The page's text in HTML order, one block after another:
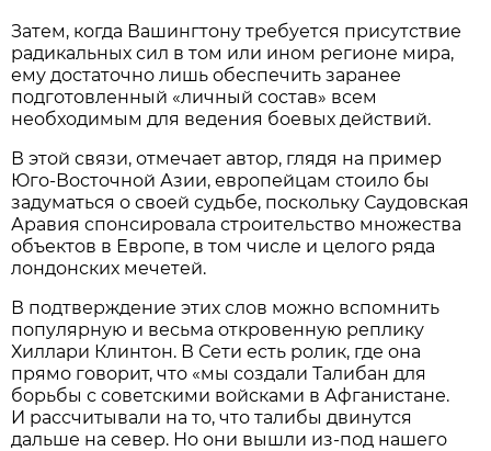
Затем, когда Вашингтону требуется присутствие
радикальных сил в том или ином регионе мира,
ему достаточно лишь обеспечить заранее
подготовленный «личный состав» всем
необходимым для ведения боевых действий.
В этой связи, отмечает автор, глядя на пример
Юго-Восточной Азии, европейцам стоило бы
задуматься о своей судьбе, поскольку Саудовская
Аравия спонсировала строительство множества
объектов в Европе, в том числе и целого ряда
лондонских мечетей.
В подтверждение этих слов можно вспомнить
популярную и весьма откровенную реплику
Хиллари Клинтон. В Сети есть ролик, где она
прямо говорит, что «мы создали Талибан для
борьбы с советскими войсками в Афганистане.
И рассчитывали на то, что талибы двинутся
дальше на север. Но они вышли из-под нашего